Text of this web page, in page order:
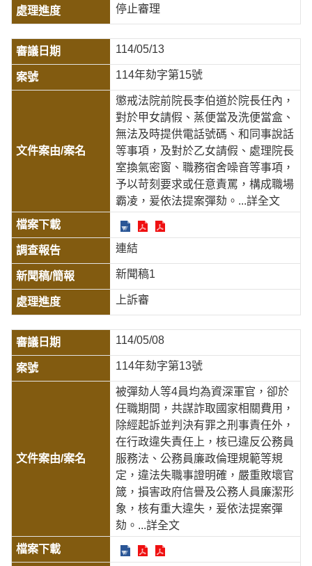
停止審理
114/05/13
114年劾字第15號
懲戒法院前院長李伯道於院長任內，
對於甲女請假、蒸便當及洗便當盒、
無法及時提供電話號碼、和同事說話
等事項，及對於乙女請假、處理院長
室換氣密窗、職務宿舍噪音等事項，
予以苛刻要求或任意責罵，構成職場
霸凌，爰依法提案彈劾。 ...詳全文
連結
新聞稿1
上訴審
114/05/08
114年劾字第13號
被彈劾人等4員均為資深軍官，卻於
任職期間，共謀詐取國家相關費用，
除經起訴並判決有罪之刑事責任外，
在行政違失責任上，核已違反公務員
服務法、公務員廉政倫理規範等規
定，違法失職事證明確，嚴重敗壞官
箴，損害政府信譽及公務人員廉潔形
象，核有重大違失，爰依法提案彈
劾。 ...詳全文